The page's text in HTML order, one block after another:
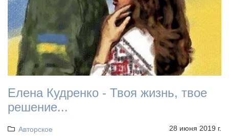
Елена Кудренко - Твоя жизнь, твое
решение...
Авторское 28 июня 2019 г.